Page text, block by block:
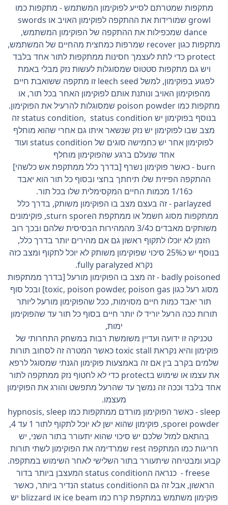
מתקפות שמטרתם לסייע לפוקימון המשתמש - מתקפות כמו
growl שמורידות את ההתקפה לפוקימון האויב או swords
dance שמכפילות את ההתקפה של הפוקימון המשתמש,
מתקפות כגון recover שמרפות כמחצית מהחיים של המשתמש,
protect כדי לתת לעצמך חסינות ממתקפות לתור אחד בלבד
ויש גם מתקפות סטטוס שמסוגלות לעשות נזק מבלי באמת
לפגוע בפוקימון, למשל leech seed זו מתקפה ששואבת חיים
מהפוקימון האויב ונותנת אותם לפוקימון האחר בכל תור, או
מתקפות כמו poison powder שמסוגלות להרעיל את הפוקימון.
בנוסף בפוקימון יש status condition, status condition זה
מצב שבו לפוקימון יש נזק שנשאר איתו גם אחרי שהוא מוחלף
לפוקימון אחר יש כחמישה סוגים של status condition ועוד
אחד שנעלם ברגע שהפוקימון מוחלף
burn - כאשר פוקימון נשרף [בדרך כלל ממתקפת אש כלשהי]
ההתקפה הפיזית שלו תיחתך בחצי ובסוף כל תור הוא יאבד
כ1/16 מכמות החיים המקסימלית שלו בכל תור.
parlayzed - זה בעצם מצב בו הפוקימון משותק, בדרך כלל
ממתקפות מסוג חשמל או ממתקפת הsturn spore, פוקימונים
משותקים מאבדים כ3/4 מהמהירות הבסיסית שלהם ובכך רוב
הזמן לא יוכלו לתקוף ראשון גם אם מהירים יותר בדרך כלל,
בנוסף יש כ25% סיכוי שפוקימון משותק לא יוכל לתקוף ומצב כזה
נקרא fully paralyzed.
badly poisoned - זה מצב בו הפוקימון מורעל [בדרך ממתקפות
מסוג רעל כגון toxic, poison powder, poison gas] ובכל סוף
תור יאבד כמות חיים מסוימות, ככל שהפוקימון מורעל ליותר
תורות ככה הרעל יוריד לו יותר חיים בסוף כל תור עד שהפוקימון
ימות,
טכניקה זו ידועה ועדיין משומשת רבות במשחק התחרותי של
פוקימון והיא נקראת toxic stall כאשר המטרה זה לסחוב תורות
שלמים בקרב בין אם זה באמצעות פוקימון הגנתי שמסוגל לרפא
את עצמו או שימוש בprotect כדי לא לחטוף נזק ממתקפה לתור
אחד בלבד וככה זה נמשך עד שהרעל מתפשט והורג את הפוקימון
מעצמו.
sleep - כאשר הפוקימון מורדם ממתקפות כמו hypnosis, sleep
powder וspore, פוקימון שהוא ישן לא יוכל לתקוף לתור 1 עד 4,
בהתאם למזל שלכם יש סיכוי שהוא יתעורר בתור השני, יש
חריגות כמו המתקפה rest שמרדימה את הפוקימון לשתי תורות
קבוע ומבטיחה שיתעורר בתור השלישי לאחר השימוש במתקפה.
freese - כנראה הstatus condition המעצבן ביותר בדור
הראשון, אבל זה גם הstatus condition הנדיר ביותר, כאשר
פוקימון משתמש במתקפת קרח כמו ice beam או blizzard יש